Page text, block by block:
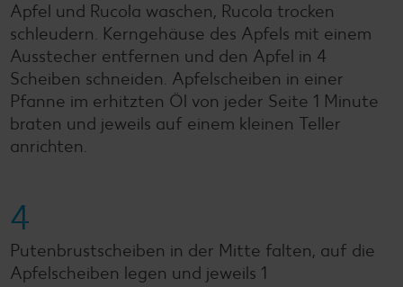
Apfel und Rucola waschen, Rucola trocken
schleudern. Kerngehäuse des Apfels mit einem
Ausstecher entfernen und den Apfel in 4
Scheiben schneiden. Apfelscheiben in einer
Pfanne im erhitzten Öl von jeder Seite 1 Minute
braten und jeweils auf einem kleinen Teller
anrichten.
4
Putenbrustscheiben in der Mitte falten, auf die
Apfelscheiben legen und jeweils 1